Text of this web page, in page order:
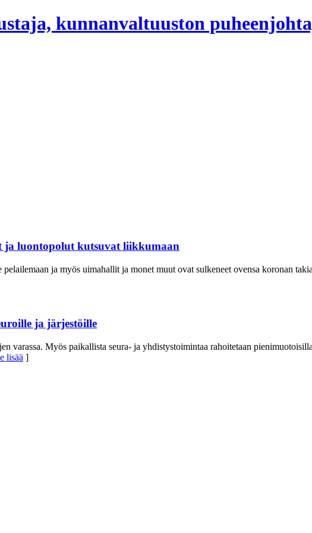
kunnanvaltuuston
ja luontopolut kutsuvat liikkumaan
ja myös uimahallit ja monet muut ovat sulkeneet ovensa koronan
ja järjestöille
varassa. Myös paikallista seura- ja yhdistystoimintaa rahoitetaan
lisää ]